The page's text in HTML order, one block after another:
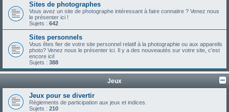
Sites de photographes
Vous avez un site de photographe intéressant à faire connaitre ? Venez nous
le présenter ici !
Sujets : 642
Sites personnels
Vous êtes fier de votre site personnel relatif à la photographie ou aux appareils
photo? Venez nous le présenter ici. Il y a des nouveautés sur votre site, c'est
encore ici!
Sujets : 388
Jeux
Jeux pour se divertir
Règlements de participation aux jeux et indices.
Sujets : 210